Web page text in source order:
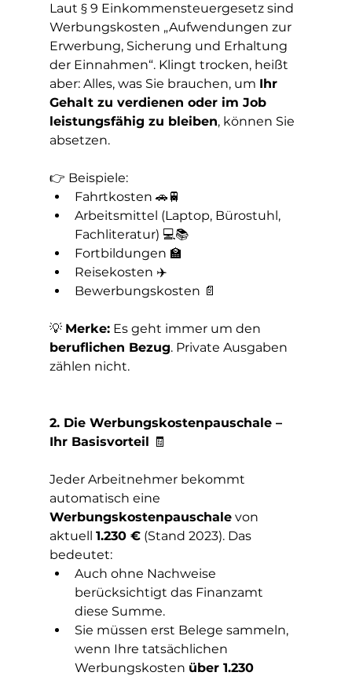
Laut § 9 Einkommensteuergesetz sind
Werbungskosten „Aufwendungen zur
Erwerbung, Sicherung und Erhaltung
der Einnahmen“. Klingt trocken, heißt
aber: Alles, was Sie brauchen, um Ihr
Gehalt zu verdienen oder im Job
leistungsfähig zu bleiben, können Sie
absetzen.
👉 Beispiele:
Fahrtkosten 🚗🚆
Arbeitsmittel (Laptop, Bürostuhl,
Fachliteratur) 💻📚
Fortbildungen 🏫
Reisekosten ✈️
Bewerbungskosten 📄
💡 Merke: Es geht immer um den
beruflichen Bezug. Private Ausgaben
zählen nicht.
2. Die Werbungskostenpauschale –
Ihr Basisvorteil 🧾
Jeder Arbeitnehmer bekommt
automatisch eine
Werbungskostenpauschale von
aktuell 1.230 € (Stand 2023). Das
bedeutet:
Auch ohne Nachweise
berücksichtigt das Finanzamt
diese Summe.
Sie müssen erst Belege sammeln,
wenn Ihre tatsächlichen
Werbungskosten über 1.230